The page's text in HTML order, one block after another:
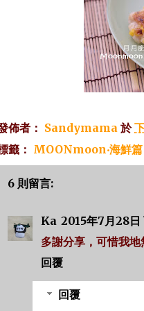
佈者： Sandymama 於
籤： MOONmoon‧海鮮篇
6 則留言:
Ka 2015年7月28日
多謝分享，可惜我地
回覆
回覆